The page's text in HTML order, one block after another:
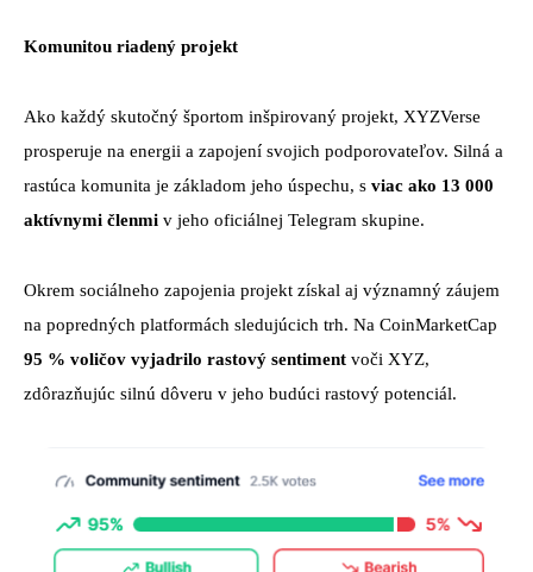
Komunitou riadený projekt
Ako každý skutočný športom inšpirovaný projekt, XYZVerse
prosperuje na energii a zapojení svojich podporovateľov. Silná a
rastúca komunita je základom jeho úspechu, s viac ako 13 000
aktívnymi členmi v jeho oficiálnej Telegram skupine.
Okrem sociálneho zapojenia projekt získal aj významný záujem
na popredných platformách sledujúcich trh. Na CoinMarketCap
95 % voličov vyjadrilo rastový sentiment voči XYZ,
zdôrazňujúc silnú dôveru v jeho budúci rastový potenciál.